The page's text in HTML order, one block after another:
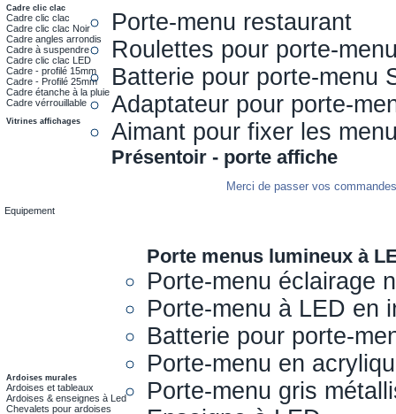
Cadre clic clac
Cadre clic clac
Cadre clic clac Noir
Cadre angles arrondis
Cadre à suspendre
Cadre clic clac LED
Cadre - profilé 15mm
Cadre - Profilé 25mm
Cadre étanche à la pluie
Cadre vérrouillable
Vitrines affichages
Porte-menu restaurant
Roulettes pour porte-
Batterie pour porte-menu
Adaptateur pour porte-
Aimant pour fixer les
Présentoir - porte affiche
Merci de passer vos
Equipement
Ardoises murales
Ardoises et tableaux
Ardoises & enseignes à Led
Chevalets pour ardoises
Porte menus lumineux à
Porte-menu éclairage
Porte-menu à LED en
Batterie pour porte-
Porte-menu en
Porte-menu gris